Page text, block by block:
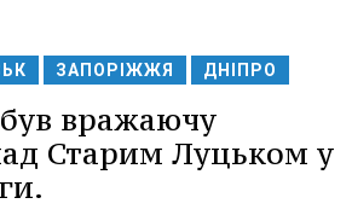
ЗАПОРІЖЖЯ ДНІПРО
вражаючу
Старим Луцьком у